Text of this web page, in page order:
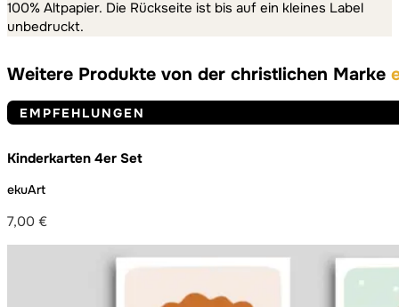
100% Altpapier. Die Rückseite ist bis auf ein kleines Label
unbedruckt.
Weitere Produkte von der christlichen Marke
EMPFEHLUNGEN
Kinderkarten 4er Set
ekuArt
7,00 €